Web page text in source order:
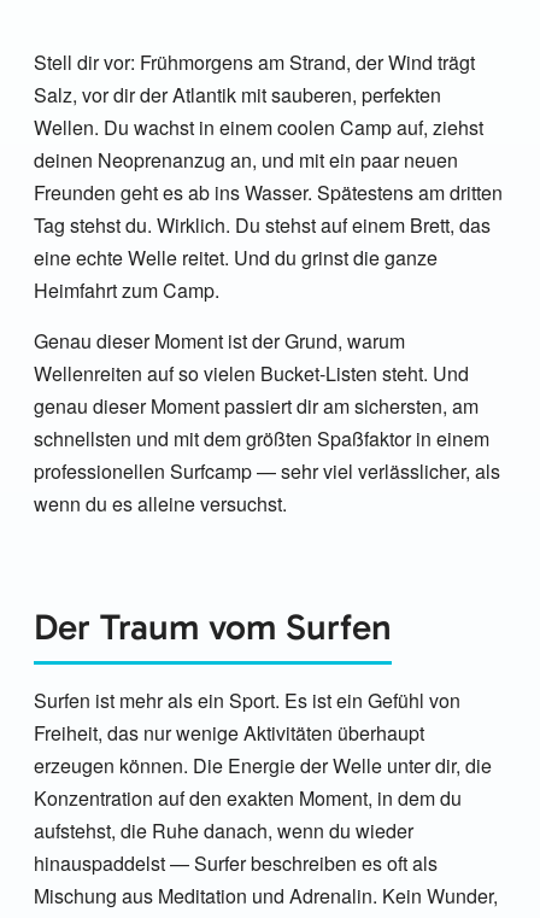
Stell dir vor: Frühmorgens am Strand, der Wind trägt
Salz, vor dir der Atlantik mit sauberen, perfekten
Wellen. Du wachst in einem coolen Camp auf, ziehst
deinen Neoprenanzug an, und mit ein paar neuen
Freunden geht es ab ins Wasser. Spätestens am dritten
Tag stehst du. Wirklich. Du stehst auf einem Brett, das
eine echte Welle reitet. Und du grinst die ganze
Heimfahrt zum Camp.
Genau dieser Moment ist der Grund, warum
Wellenreiten auf so vielen Bucket-Listen steht. Und
genau dieser Moment passiert dir am sichersten, am
schnellsten und mit dem größten Spaßfaktor in einem
professionellen Surfcamp — sehr viel verlässlicher, als
wenn du es alleine versuchst.
Der Traum vom Surfen
Surfen ist mehr als ein Sport. Es ist ein Gefühl von
Freiheit, das nur wenige Aktivitäten überhaupt
erzeugen können. Die Energie der Welle unter dir, die
Konzentration auf den exakten Moment, in dem du
aufstehst, die Ruhe danach, wenn du wieder
hinauspaddelst — Surfer beschreiben es oft als
Mischung aus Meditation und Adrenalin. Kein Wunder,